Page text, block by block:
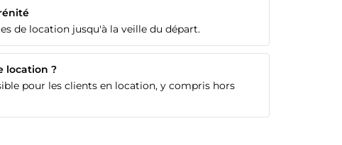
de location jusqu'à la veille du départ.
location ?
pour les clients en location, y compris hors